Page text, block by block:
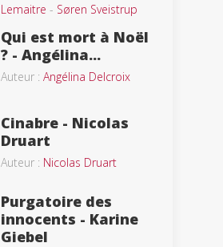
Lemaitre - Søren Sveistrup
Qui est mort à Noël
? - Angélina...
Auteur : Angélina Delcroix
Cinabre - Nicolas
Druart
Auteur : Nicolas Druart
Purgatoire des
innocents - Karine
Giebel